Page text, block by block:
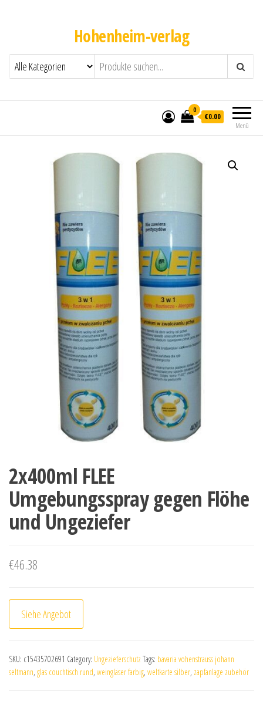
Hohenheim-verlag
Menü
0
€0.00
2x400ml FLEE
Umgebungsspray gegen Flöhe
und Ungeziefer
€46.38
Siehe Angebot
SKU: c15435702691 Category: Ungezieferschutz Tags: bavaria vohenstrauss johann
seltmann, glas couchtisch rund, weingläser farbig, weltkarte silber, zapfanlage zubehör